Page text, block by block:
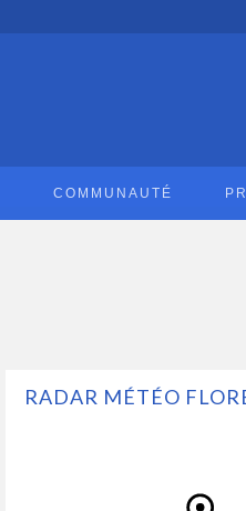
COMMUNAUTÉ
RADAR MÉTÉO